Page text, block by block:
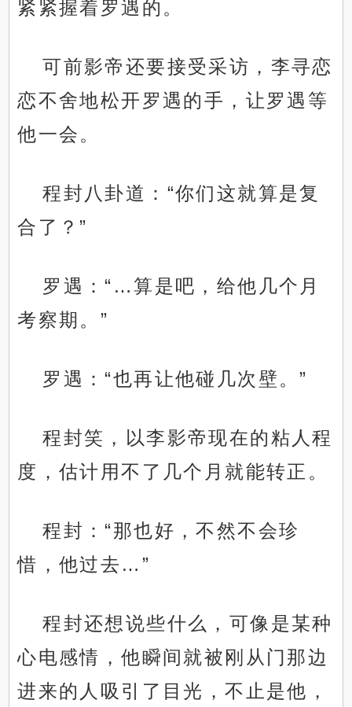
紧紧握着罗遇的。
可前影帝还要接受采访，李寻恋
恋不舍地松开罗遇的手，让罗遇等
他一会。
程封八卦道：“你们这就算是复
合了？”
罗遇：“…算是吧，给他几个月
考察期。”
罗遇：“也再让他碰几次壁。”
程封笑，以李影帝现在的粘人程
度，估计用不了几个月就能转正。
程封：“那也好，不然不会珍
惜，他过去…”
程封还想说些什么，可像是某种
心电感情，他瞬间就被刚从门那边
进来的人吸引了目光，不止是他，